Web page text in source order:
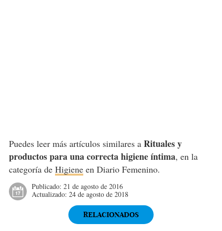
Puedes leer más artículos similares a Rituales y
productos para una correcta higiene íntima, en la
categoría de Higieneen Diario Femenino.
Publicado: 21 de agosto de 2016
Actualizado: 24 de agosto de 2018
RELACIONADOS